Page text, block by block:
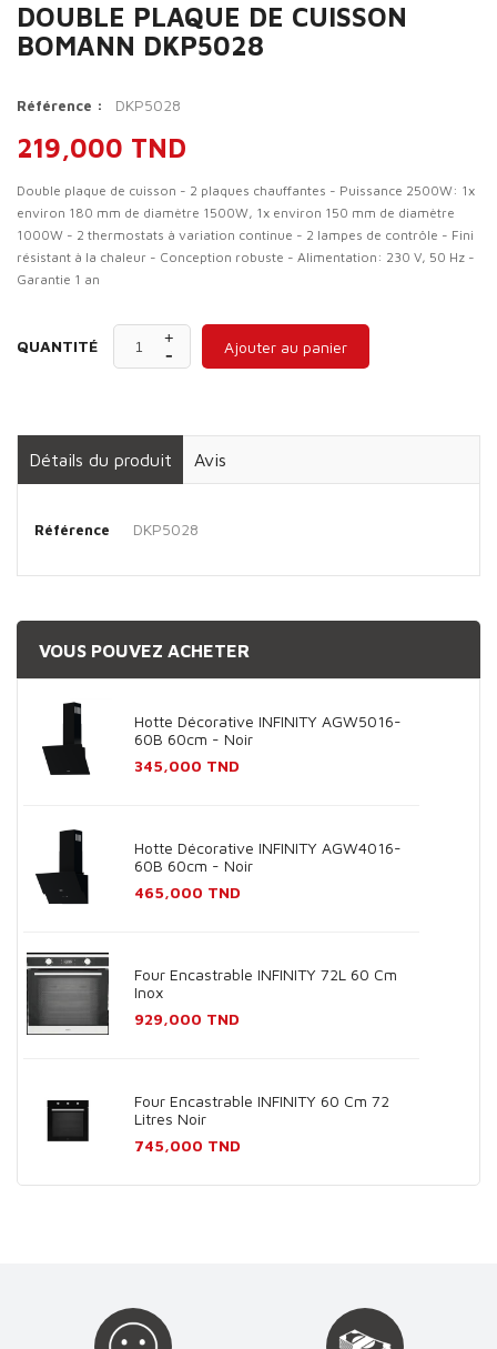
DOUBLE PLAQUE DE CUISSON
BOMANN DKP5028
Référence : DKP5028
219,000 TND
Double plaque de cuisson - 2 plaques chauffantes - Puissance 2500W: 1x
environ 180 mm de diamètre 1500W, 1x environ 150 mm de diamètre
1000W - 2 thermostats à variation continue - 2 lampes de contrôle - Fini
résistant à la chaleur - Conception robuste - Alimentation: 230 V, 50 Hz -
Garantie 1 an
QUANTITÉ Ajouter au panier
Détails du produit Avis
Référence DKP5028
VOUS POUVEZ ACHETER
Hotte Décorative INFINITY AGW5016-
60B 60cm - Noir
Prix
345,000 TND
Hotte Décorative INFINITY AGW4016-
60B 60cm - Noir
Prix
465,000 TND
Four Encastrable INFINITY 72L 60 Cm
Inox
Prix
929,000 TND
Four Encastrable INFINITY 60 Cm 72
Litres Noir
Prix
745,000 TND